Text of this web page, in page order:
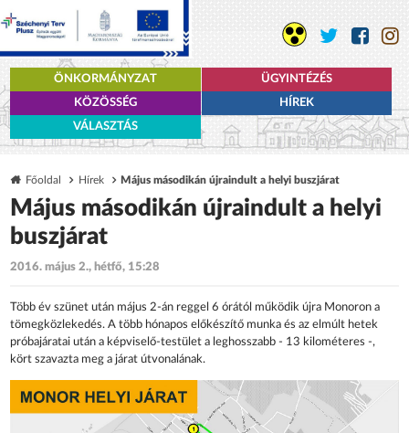
ÖNKORMÁNYZAT
ÜGYINTÉZÉS
KÖZÖSSÉG
HÍREK
VÁLASZTÁS
Főoldal Hírek Május másodikán újraindult a helyi buszjárat
Május másodikán újraindult a helyi
buszjárat
2016. május 2., hétfő, 15:28
Több év szünet után május 2-án reggel 6 órától működik újra Monoron a
tömegközlekedés. A több hónapos előkészítő munka és az elmúlt hetek
próbajáratai után a képviselő-testület a leghosszabb - 13 kilométeres -,
kört szavazta meg a járat útvonalának.